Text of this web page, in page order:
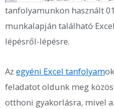
tanfolyamunkon használt
munkalapján található
lépésről-lépésre.
Az egyéni Excel tanfolyam
feladatot oldunk meg
otthoni gyakorlásra, mivel